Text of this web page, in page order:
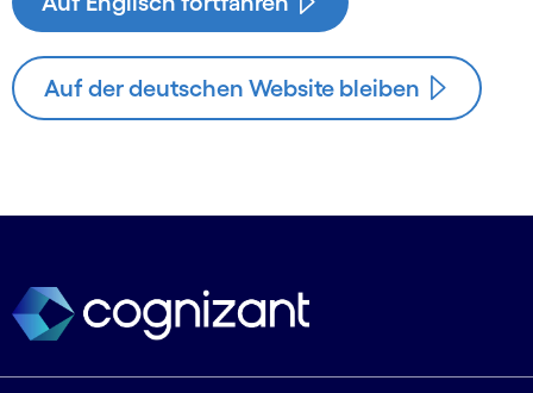
Auf der deutschen Website bleiben